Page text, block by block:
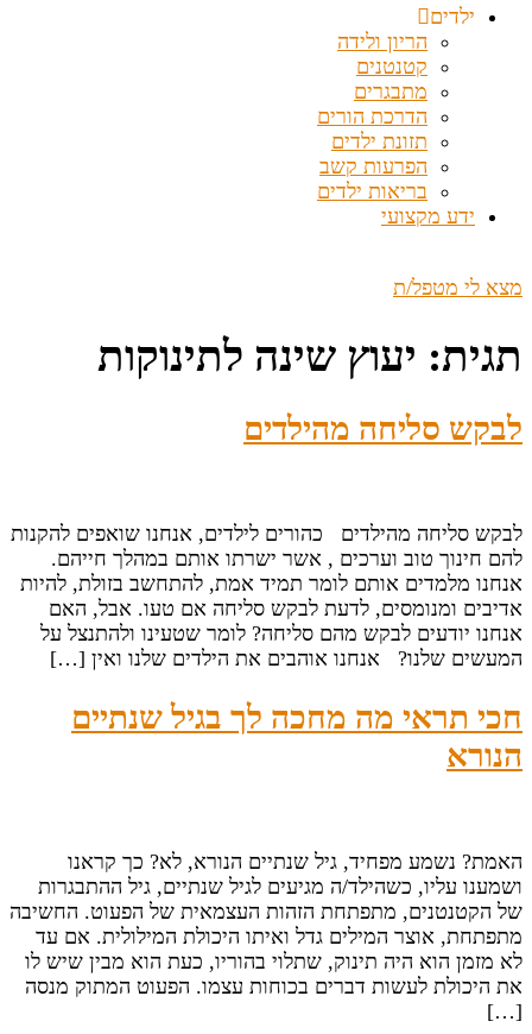
ילדים
הריון ולידה
קטנטנים
מתבגרים
הדרכת הורים
תזונת ילדים
הפרעות קשב
בריאות ילדים
ידע מקצועי
מצא לי מטפל/ת
תגית: יעוץ שינה לתינוקות
לבקש סליחה מהילדים
לבקש סליחה מהילדים כהורים לילדים, אנחנו שואפים להקנות
להם חינוך טוב וערכים , אשר ישרתו אותם במהלך חייהם.
אנחנו מלמדים אותם לומר תמיד אמת, להתחשב בזולת, להיות
אדיבים ומנומסים, לדעת לבקש סליחה אם טעו. אבל, האם
אנחנו יודעים לבקש מהם סליחה? לומר שטעינו ולהתנצל על
המעשים שלנו? אנחנו אוהבים את הילדים שלנו ואין […]
חכי תראי מה מחכה לך בגיל שנתיים
הנורא
האמת? נשמע מפחיד, גיל שנתיים הנורא, לא? כך קראנו
ושמענו עליו, כשהילד/ה מגיעים לגיל שנתיים, גיל ההתבגרות
של הקטנטנים, מתפתחת הזהות העצמאית של הפעוט. החשיבה
מתפתחת, אוצר המילים גדל ואיתו היכולת המילולית. אם עד
לא מזמן הוא היה תינוק, שתלוי בהוריו, כעת הוא מבין שיש לו
את היכולת לעשות דברים בכוחות עצמו. הפעוט המתוק מנסה
[…]